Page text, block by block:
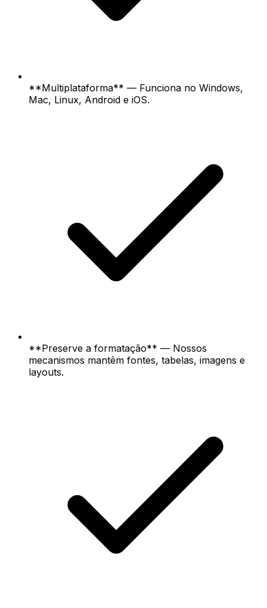
**Multiplataforma** — Funciona no Windows,
Mac, Linux, Android e iOS.
**Preserve a formatação** — Nossos
mecanismos mantêm fontes, tabelas, imagens e
layouts.